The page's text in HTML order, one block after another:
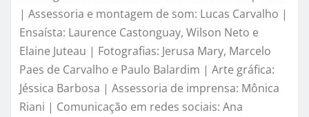
| Assessoria e montagem de som: Lucas Carvalho |
Ensaísta: Laurence Castonguay, Wilson Neto e
Elaine Juteau | Fotografias: Jerusa Mary, Marcelo
Paes de Carvalho e Paulo Balardim | Arte gráfica:
Jéssica Barbosa | Assessoria de imprensa: Mônica
Riani | Comunicação em redes sociais: Ana